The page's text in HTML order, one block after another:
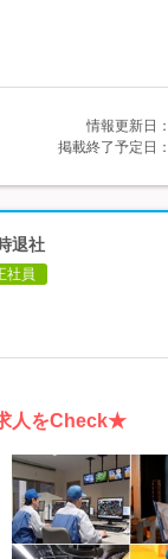
情報更新日：
掲載終了予定日：
退社
社員
人をCheck★